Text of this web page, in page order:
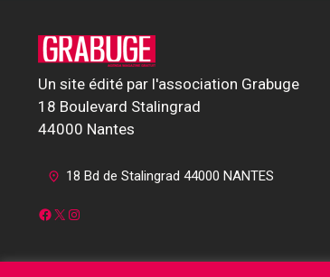
Un site édité par l'association Grabuge
18 Boulevard Stalingrad
44000 Nantes
18 Bd de Stalingrad 44000 NANTES
Facebook
X Instagram